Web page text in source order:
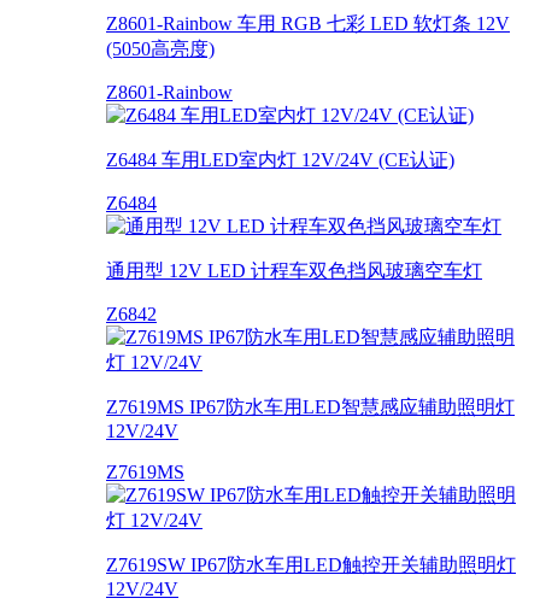
Z8601-Rainbow 车用 RGB 七彩 LED 软灯条 12V
(5050高亮度)
Z8601-Rainbow
Z6484 车用LED室内灯 12V/24V (CE认证)
Z6484
通用型 12V LED 计程车双色挡风玻璃空车灯
Z6842
Z7619MS IP67防水车用LED智慧感应辅助照明灯
12V/24V
Z7619MS
Z7619SW IP67防水车用LED触控开关辅助照明灯
12V/24V